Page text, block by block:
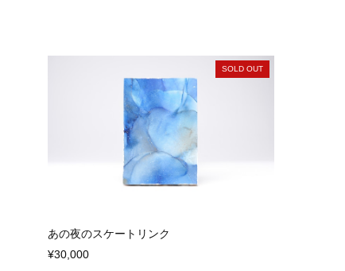
SOLD OUT
あの夜のスケートリンク
¥30,000